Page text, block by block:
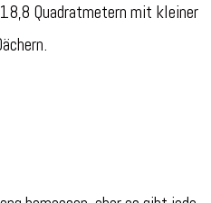
Quadratmetern mit kleiner